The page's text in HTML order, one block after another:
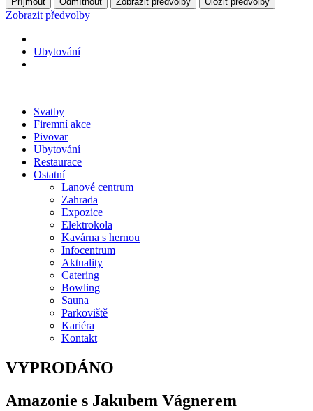
Zobrazit předvolby
Ubytování
Svatby
Firemní akce
Pivovar
Ubytování
Restaurace
Ostatní
Lanové centrum
Zahrada
Expozice
Elektrokola
Kavárna s hernou
Infocentrum
Aktuality
Catering
Bowling
Sauna
Parkoviště
Kariéra
Kontakt
VYPRODÁNO
Amazonie s Jakubem Vágnerem